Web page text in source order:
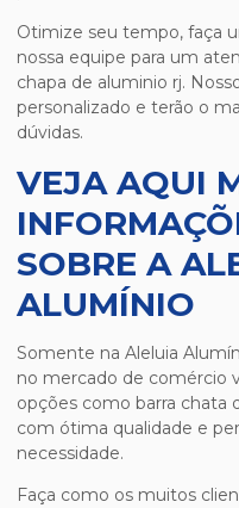
Otimize seu tempo, faça
nossa equipe para um
chapa de aluminio rj.
personalizado e terão o
dúvidas.
VEJA AQUI
SOBRE A
ALUMÍNIO
Somente na Aleluia
no mercado de comércio
opções como barra chata
com ótima qualidade e
necessidade.
Faça como os muitos